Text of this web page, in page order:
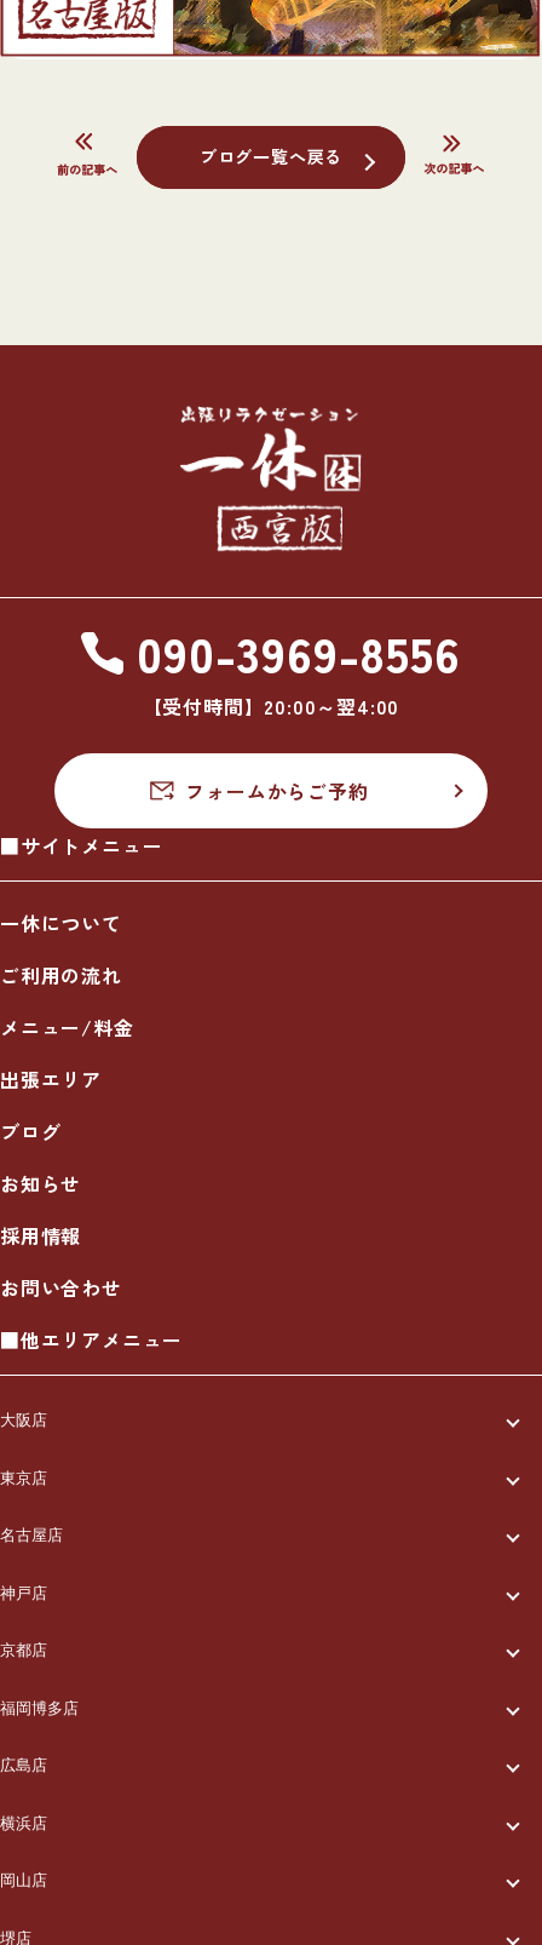
ブログ一覧へ戻る
090-3969-8556
【受付時間】20:00～翌4:00
フォームからご予約
■サイトメニュー
一休について
ご利用の流れ
メニュー/料金
出張エリア
ブログ
お知らせ
採用情報
お問い合わせ
■他エリアメニュー
大阪店
一休について
ご利用の流れ
メニュー/料金
出張エリア
ブログ
お知らせ
採用情報
お問い合わせ
東京店
一休について
ご利用の流れ
メニュー/料金
出張エリア
ブログ
お知らせ
採用情報
名古屋店
一休について
ご利用の流れ
メニュー/料金
出張エリア
ブログ
お知らせ
神戸店
一休について
ご利用の流れ
メニュー/料金
出張エリア
ブログ
京都店
一休について
ご利用の流れ
メニュー/料金
出張エリア
ブログ
福岡博多店
一休について
ご利用の流れ
メニュー/料金
出張エリア
広島店
一休について
ご利用の流れ
メニュー/料金
横浜店
一休について
ご利用の流れ
岡山店
一休について
堺店